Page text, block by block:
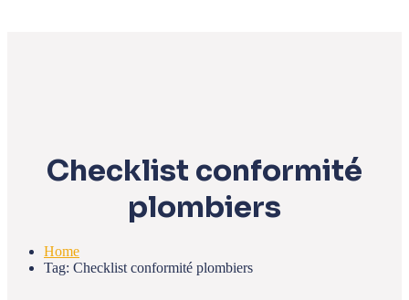
Checklist conformité
plombiers
Home
Tag: Checklist conformité plombiers